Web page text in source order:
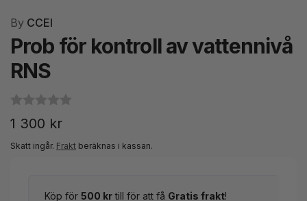
By CCEI
Prob för kontroll av vattennivå
RNS
Ordinarie
pris
1 300 kr
Skatt ingår. Frakt beräknas i kassan.
Köp för 500 krtill för att få Gratis frakt!